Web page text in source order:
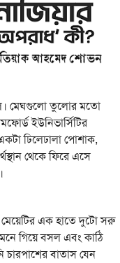
মেঘগুলো তুলোর মতো
ইউনিভার্সিটির
ঢিলেঢালা পোশাক,
থেকে ফিরে এসে
এক হাতে দুটো সরু
গিয়ে বসল এবং কাঠি
বাতাস যেন